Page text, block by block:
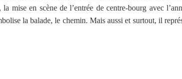
en scène de l’entrée de centre-bourg avec
la balade, le chemin. Mais aussi et surtout, il